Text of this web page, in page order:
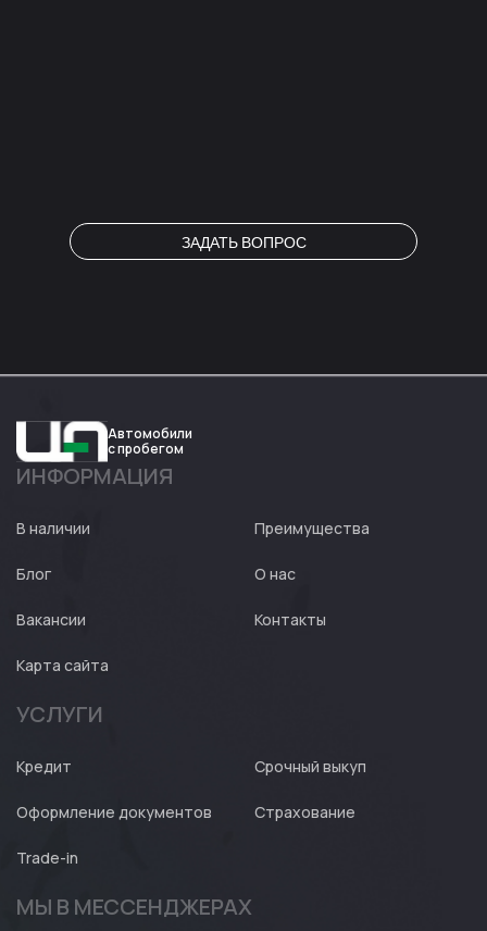
ЗАДАТЬ ВОПРОС
Авто
Автомобили
с пробегом
ИНФОРМАЦИЯ
В наличии Преимущества
Блог О нас
Вакансии Контакты
Карта сайта
УСЛУГИ
Кредит Срочный выкуп
Оформление документов Страхование
Trade-in
МЫ В МЕССЕНДЖЕРАХ